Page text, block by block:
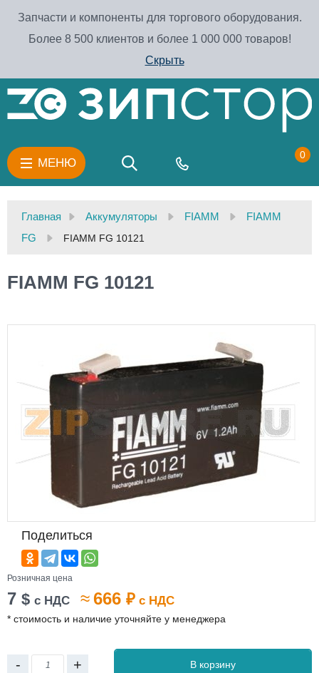
Запчасти и компоненты для торгового оборудования.
Более 8 500 клиентов и более 1 000 000 товаров!
Скрыть
МЕНЮ
0
Главная Аккумуляторы FIAMM
FIAMM
FG
FIAMM FG 10121
FIAMM FG 10121
Поделиться
Розничная цена
7 $ с НДС ≈666 ₽ с НДС
* стоимость и наличие уточняйте у менеджера
- + В корзину